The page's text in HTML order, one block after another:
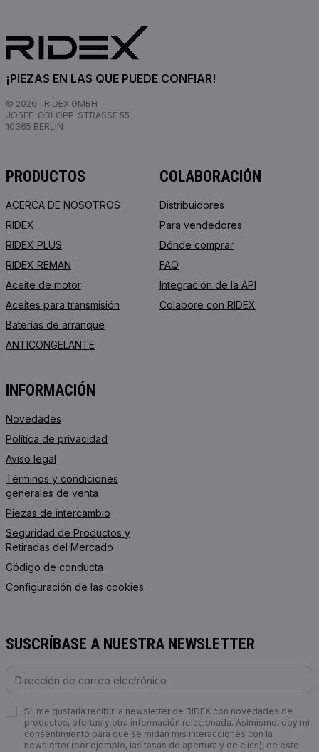
¡PIEZAS EN LAS QUE PUEDE CONFIAR!
© 2026 | RIDEX GMBH
JOSEF-ORLOPP-STRASSE 55
10365 BERLIN
PRODUCTOS
ACERCA DE NOSOTROS
RIDEX
RIDEX PLUS
RIDEX REMAN
Aceite de motor
Aceites para transmisión
Baterías de arranque
ANTICONGELANTE
COLABORACIÓN
Distribuidores
Para vendedores
Dónde comprar
FAQ
Integración de la API
Colabore con RIDEX
INFORMACIÓN
Novedades
Política de privacidad
Aviso legal
Términos y condiciones
generales de venta
Piezas de intercambio
Seguridad de Productos y
Retiradas del Mercado
Código de conducta
Configuración de las cookies
SUSCRÍBASE A NUESTRA NEWSLETTER
Sí, me gustaría recibir la newsletter de RIDEX con novedades de
productos, ofertas y otra información relacionada. Asimismo, doy mi
consentimiento para que se midan mis interacciones con la
newsletter (por ejemplo, las tasas de apertura y de clics); de este